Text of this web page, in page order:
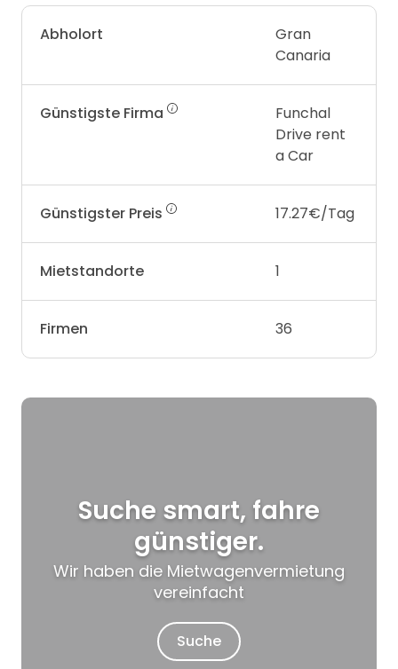
Abholort
Gran
Canaria
Günstigste Firma
Funchal
Drive rent
a Car
Günstigster Preis 17.27€/Tag
Mietstandorte 1
Firmen 36
Suche smart, fahre
günstiger.
Wir haben die Mietwagenvermietung
vereinfacht
Suche